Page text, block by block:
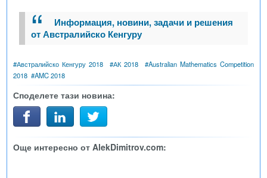
Информация, новини, задачи и решения
от Австралийско Кенгуру
#Австралийско Кенгуру 2018 #АК 2018 #Australian Mathematics Competition
2018 #AMC 2018
Споделете тази новина:
Още интересно от AlekDimitrov.com: